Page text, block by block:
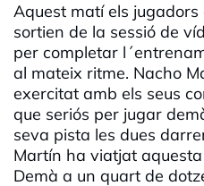
Aquest matí els
sortien de la sessió de
per completar
al mateix ritme. Nacho
exercitat amb els seus
que seriós per jugar
seva pista les dues
Martín ha viatjat
Demà a un quart de